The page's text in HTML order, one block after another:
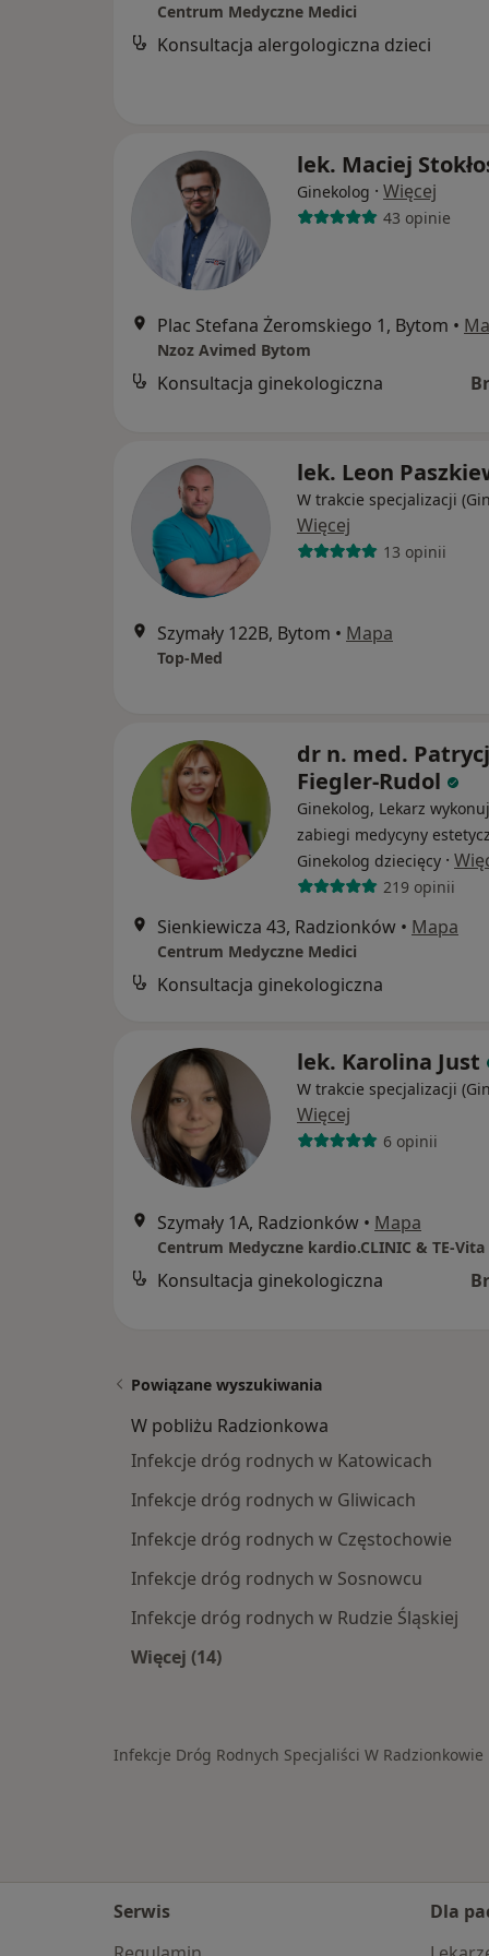
Centrum Medyczne Medici
Konsultacja alergologiczna dzieci
lek. Maciej
Ginekolog · Więcej
43 opinie
Plac Stefana Żeromskiego 1, Bytom •
Nzoz Avimed Bytom
Konsultacja ginekologiczna
lek. Leon
W trakcie specjalizacji
Więcej
13 opinii
Szymały 122B, Bytom • Mapa
Top-Med
dr n. med.
Fiegler-Rudol
Ginekolog, Lekarz
zabiegi medycyny
Ginekolog dziecięcy ·
219 opinii
Sienkiewicza 43, Radzionków • Mapa
Centrum Medyczne Medici
Konsultacja ginekologiczna
lek. Karolina Just
W trakcie specjalizacji
Więcej
6 opinii
Szymały 1A, Radzionków • Mapa
Centrum Medyczne kardio.CLINIC & TE-Vita
Konsultacja ginekologiczna
Powiązane wyszukiwania
W pobliżu Radzionkowa
Infekcje dróg rodnych w Katowicach
Infekcje dróg rodnych w Gliwicach
Infekcje dróg rodnych w Częstochowie
Infekcje dróg rodnych w Sosnowcu
Infekcje dróg rodnych w Rudzie Śląskiej
Więcej (14)
Infekcje Dróg Rodnych Specjaliści W Radzionkowie
Serwis
Dla